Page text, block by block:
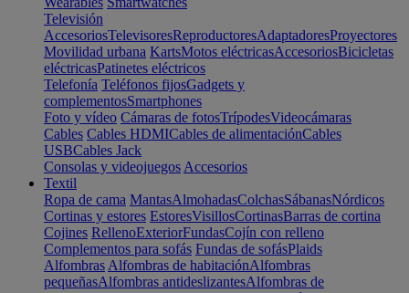
Televisión
AccesoriosTelevisoresReproductoresAdaptadoresProyectores
Movilidad urbana KartsMotos eléctricasAccesoriosBicicletas
eléctricasPatinetes eléctricos
Telefonía Teléfonos fijosGadgets y
complementosSmartphones
Foto y vídeo Cámaras de fotosTrípodesVideocámaras
Cables Cables HDMICables de alimentaciónCables
USBCables Jack
Consolas y videojuegos Accesorios
Textil
Ropa de cama MantasAlmohadasColchasSábanasNórdicos
Cortinas y estores EstoresVisillosCortinasBarras de cortina
Cojines RellenoExteriorFundasCojín con relleno
Complementos para sofás Fundas de sofásPlaids
Alfombras Alfombras de habitaciónAlfombras
pequeñasAlfombras antideslizantesAlfombras de